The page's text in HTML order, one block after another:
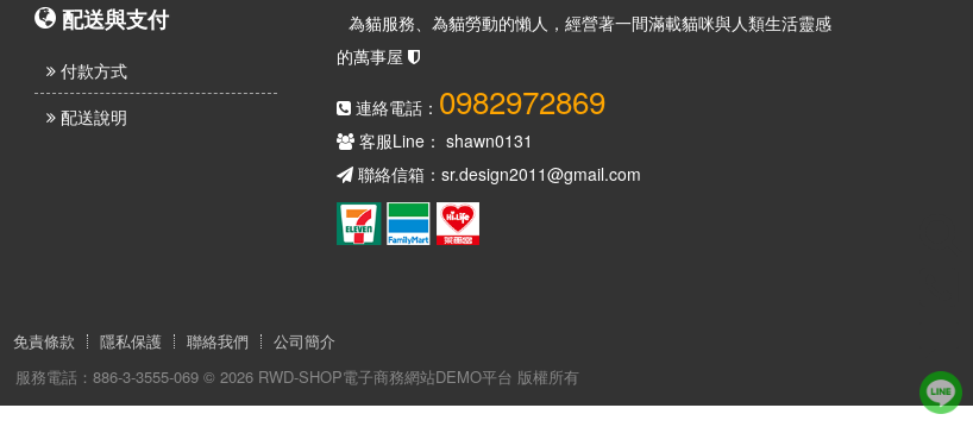
配送與支付
付款方式
配送說明
為貓服務、為貓勞動的懶人，經營著一間滿載貓咪與人類生活靈感
的萬事屋
連絡電話： 0982972869
客服Line： shawn0131
聯絡信箱：sr.design2011@gmail.com
免責條款 隱私保護 聯絡我們
公司簡介
服務電話：886-3-3555-069 © 2026 RWD-SHOP電子商務網站DEMO平台 版權所有